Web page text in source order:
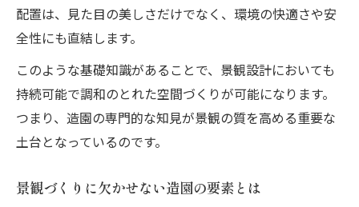
配置は、見た目の美しさだけでなく、環境の快適さや安
全性にも直結します。
このような基礎知識があることで、景観設計においても
持続可能で調和のとれた空間づくりが可能になります。
つまり、造園の専門的な知見が景観の質を高める重要な
土台となっているのです。
景観づくりに欠かせない造園の要素とは